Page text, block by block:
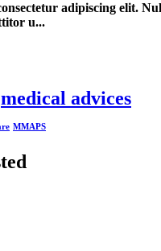
adipiscing elit.
u...
medical advices
MMAPS